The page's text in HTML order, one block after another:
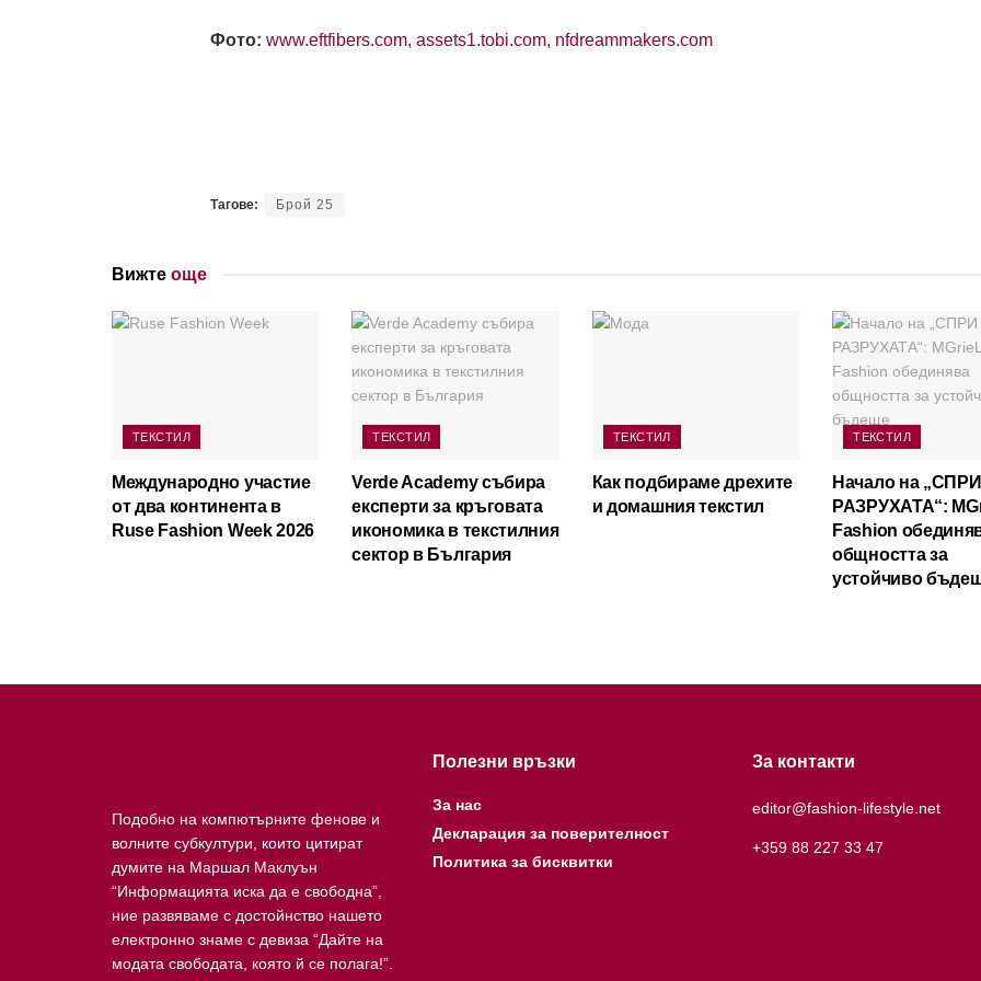
Фото: www.eftfibers.com, assets1.tobi.com, nfdreammakers.com
Тагове: Брой 25
Вижте още
ТЕКСТИЛ
Международно участие
от два континента в
Ruse Fashion Week 2026
ТЕКСТИЛ
Verde Academy събира
експерти за кръговата
икономика в текстилния
сектор в България
ТЕКСТИЛ
Как подбираме дрехите
и домашния текстил
ТЕКСТИЛ
Начало на „СПРИ
РАЗРУХАТА“:
Fashion
общността за
устойчиво
Подобно на компютърните фенове и
волните субкултури, които цитират
думите на Маршал Маклуън
“Информацията иска да е свободна”,
ние развяваме с достойнство нашето
електронно знаме с девиза “Дайте на
модата свободата, която й се полага!”.
Полезни връзки
За нас
Декларация за поверителност
Политика за бисквитки
За контакти
editor@fashion-lifestyle.net
+359 88 227 33 47